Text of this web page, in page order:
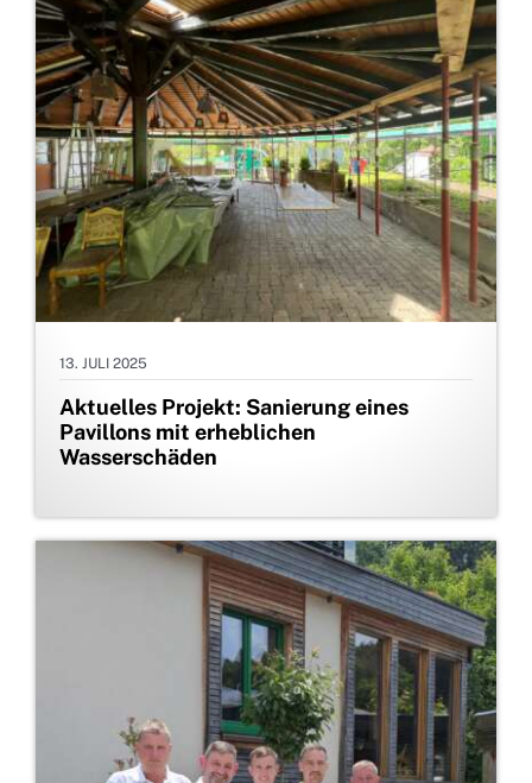
13. JULI 2025
Aktuelles Projekt: Sanierung eines
Pavillons mit erheblichen
Wasserschäden